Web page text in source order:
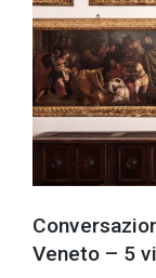
Veneto – 5